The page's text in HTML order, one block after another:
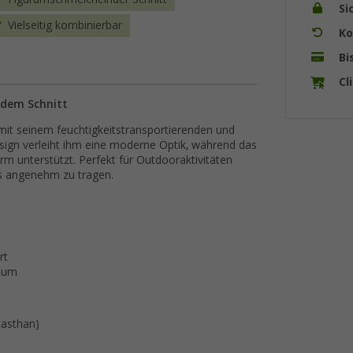
Vielseitig kombinierbar
Schnitt
seinem feuchtigkeitstransportierenden und
verleiht ihm eine moderne Optik, während das
unterstützt. Perfekt für Outdooraktivitäten
angenehm zu tragen.